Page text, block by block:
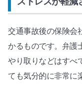
交通事故後の保険会
かるものです。弁護
やり取りなどはすべ
ても気分的に非常に